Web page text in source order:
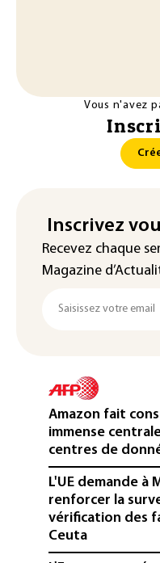
Vous n'avez
Inscrivez
Recevez chaque
Magazine
Amazon fait
immense
centres de
L'UE demande à
renforcer la
vérification des
Ceuta